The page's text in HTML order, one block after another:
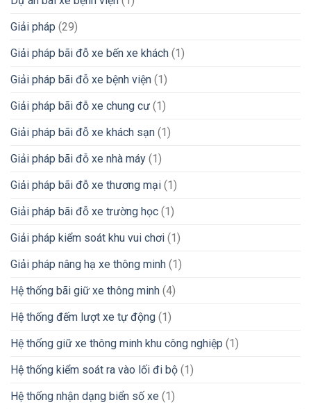
Giải pháp (29)
Giải pháp bãi đỗ xe bến xe khách (1)
Giải pháp bãi đỗ xe bệnh viện (1)
Giải pháp bãi đỗ xe chung cư (1)
Giải pháp bãi đỗ xe khách sạn (1)
Giải pháp bãi đỗ xe nhà máy (1)
Giải pháp bãi đỗ xe thương mại (1)
Giải pháp bãi đỗ xe trường học (1)
Giải pháp kiểm soát khu vui chơi (1)
Giải pháp nâng hạ xe thông minh (1)
Hệ thống bãi giữ xe thông minh (4)
Hệ thống đếm lượt xe tự động (1)
Hệ thống giữ xe thông minh khu công nghiệp (1)
Hệ thống kiểm soát ra vào lối đi bộ (1)
Hệ thống nhận dạng biển số xe (1)